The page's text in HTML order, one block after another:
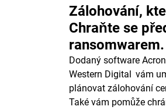
Zálohování,
Chraňte se
ransomwarem.
Dodaný software
Western Digital vám
plánovat zálohování
Také vám pomůže